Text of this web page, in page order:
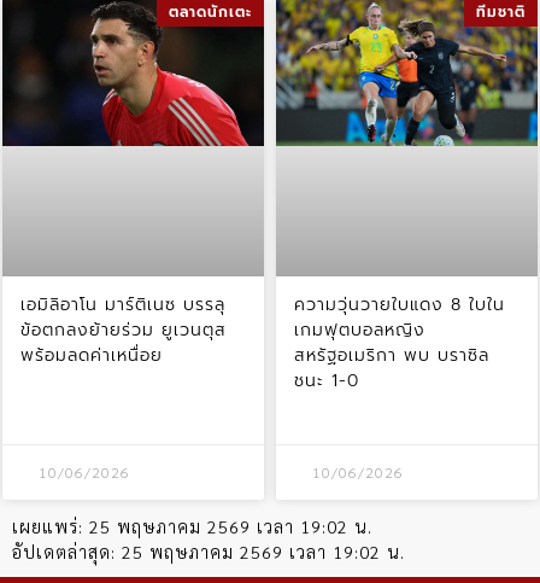
ตลาดนักเตะ
เอมิลิอาโน มาร์ติเนซ บรรลุ
ข้อตกลงย้ายร่วม ยูเวนตุส
พร้อมลดค่าเหนื่อย
10/06/2026
ทีมชาติ
ความวุ่นวายใบแดง 8 ใบใน
เกมฟุตบอลหญิง
สหรัฐอเมริกา พบ บราซิล
ชนะ 1-0
10/06/2026
เผยแพร่: 25 พฤษภาคม 2569 เวลา 19:02 น.
อัปเดตล่าสุด: 25 พฤษภาคม 2569 เวลา 19:02 น.